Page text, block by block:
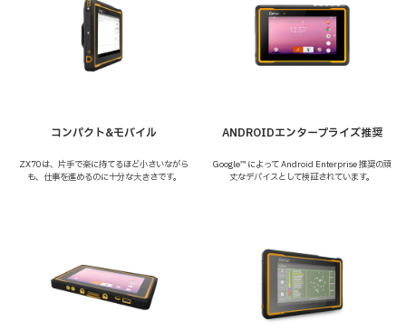
コンパクト&モバイル
ZX70は、片手で楽に持てるほど小さいながら
も、仕事を進めるのに十分な大きさです。
ANDROIDエンタープライズ推奨
Google™ によって Android Enterprise 推奨の頑
丈なデバイスとして検証されています。